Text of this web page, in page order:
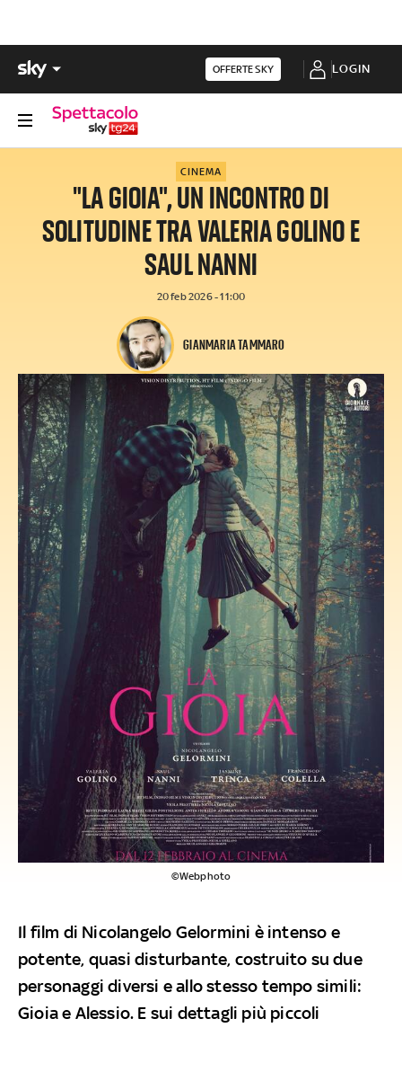
OFFERTE SKY LOGIN
CINEMA
"LA GIOIA", UN INCONTRO DI
SOLITUDINE TRA VALERIA GOLINO E
SAUL NANNI
20 feb 2026 - 11:00
GIANMARIA TAMMARO
©Webphoto
Il film di Nicolangelo Gelormini è intenso e
potente, quasi disturbante, costruito su due
personaggi diversi e allo stesso tempo simili:
Gioia e Alessio. E sui dettagli più piccoli